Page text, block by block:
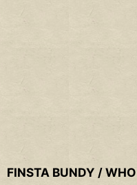
FINSTA BUNDY / WHO